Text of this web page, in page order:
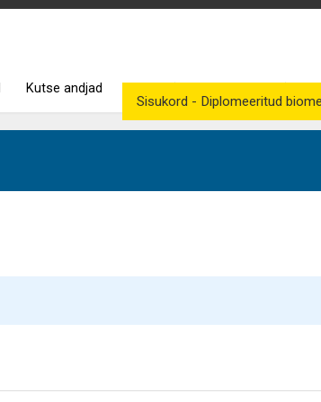
Kutse andjad
Sisukord - Diplomeeritud